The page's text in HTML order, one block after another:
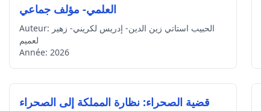
العلمي- مؤلف جماعي
Auteur:
لعميم
Année: 2026
قضية الصحراء: نظارة المملكة إلى الصحراء